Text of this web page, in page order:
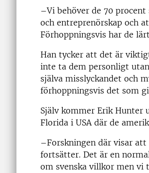
­–Vi behöver de 70
och entreprenörskap och
Förhoppningsvis har de
Han tycker att det är
inte ta dem personligt
själva misslyckandet och
förhoppningsvis det som
Själv kommer Erik Hunter
Florida i USA där de
–Forskningen där visar
fortsätter. Det är en
om svenska villkor men